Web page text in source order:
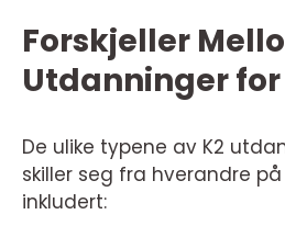
Forskjeller
Utdanninger
De ulike typene av K2
skiller seg fra hverandre
inkludert: